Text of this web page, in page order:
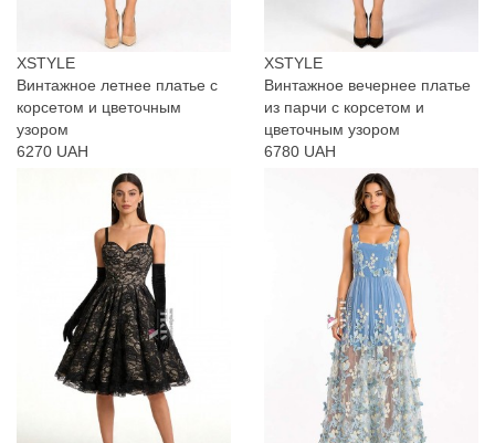
XSTYLE
Винтажное летнее платье с
корсетом и цветочным
узором
6270 UAH
XSTYLE
Винтажное вечернее платье
из парчи с корсетом и
цветочным узором
6780 UAH